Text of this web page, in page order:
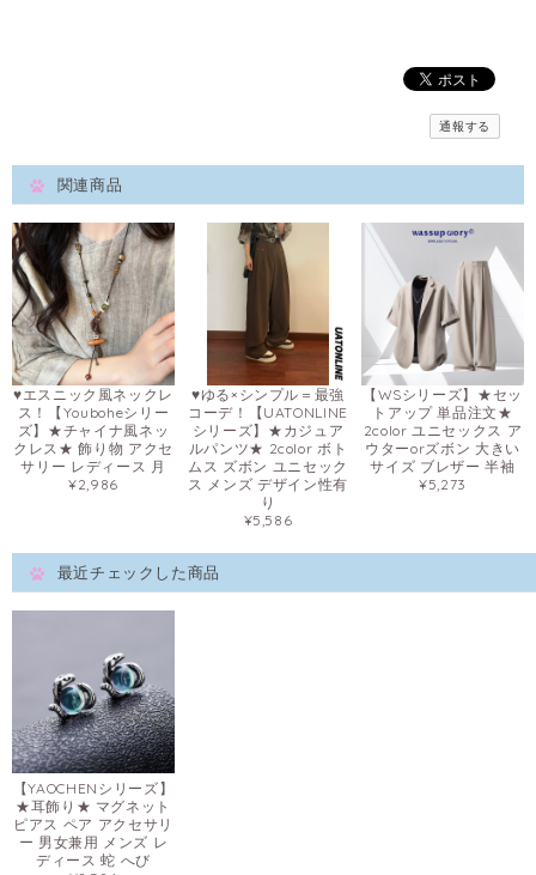
通報する
関連商品
♥エスニック風ネックレ
ス！【Youboheシリー
ズ】★チャイナ風ネッ
クレス★ 飾り物 アクセ
サリー レディース 月
¥2,986
♥ゆる×シンプル＝最強
コーデ！【UATONLINE
シリーズ】★カジュア
ルパンツ★ 2color ボト
ムス ズボン ユニセック
ス メンズ デザイン性有
り
¥5,586
【WSシリーズ】★セッ
トアップ 単品注文★
2color ユニセックス ア
ウターorズボン 大きい
サイズ ブレザー 半袖
¥5,273
最近チェックした商品
【YAOCHENシリーズ】
★耳飾り★ マグネット
ピアス ペア アクセサリ
ー 男女兼用 メンズ レ
ディース 蛇 へび